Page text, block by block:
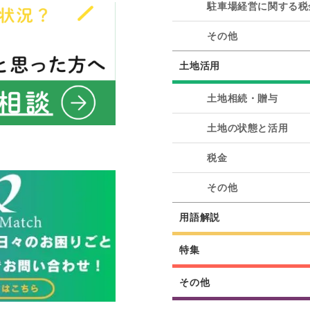
駐車場経営に関する税
その他
土地活用
土地相続・贈与
土地の状態と活用
税金
その他
用語解説
特集
その他